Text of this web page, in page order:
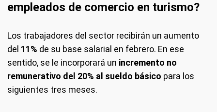
empleados de comercio en turismo?
Los trabajadores del sector recibirán un aumento
del 11% de su base salarial en febrero. En ese
sentido, se le incorporará un incremento no
remunerativo del 20% al sueldo básico para los
siguientes tres meses.